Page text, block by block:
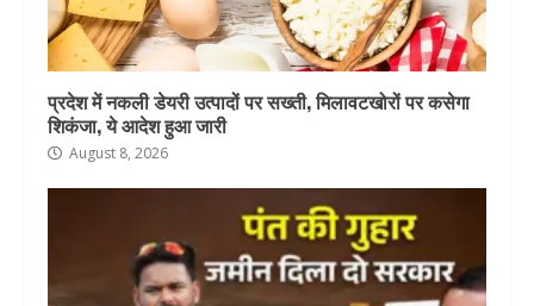
प्रदेश में नकली डेयरी उत्पादों पर सख्ती, मिलावटखोरों पर कसेगा
शिकंजा, ये आदेश हुआ जारी
August 8, 2026